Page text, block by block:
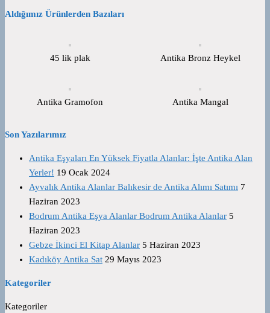
Aldığımız Ürünlerden Bazıları
45 lik plak Antika Bronz Heykel
Antika Gramofon Antika Mangal
Son Yazılarımız
Antika Eşyaları En Yüksek Fiyatla Alanlar: İşte Antika Alan
Yerler! 19 Ocak 2024
Ayvalık Antika Alanlar Balıkesir de Antika Alımı Satımı 7
Haziran 2023
Bodrum Antika Eşya Alanlar Bodrum Antika Alanlar 5
Haziran 2023
Gebze İkinci El Kitap Alanlar 5 Haziran 2023
Kadıköy Antika Sat 29 Mayıs 2023
Kategoriler
Kategoriler